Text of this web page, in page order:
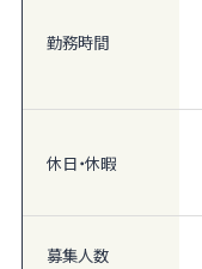
勤務時間
休日・休暇
募集人数